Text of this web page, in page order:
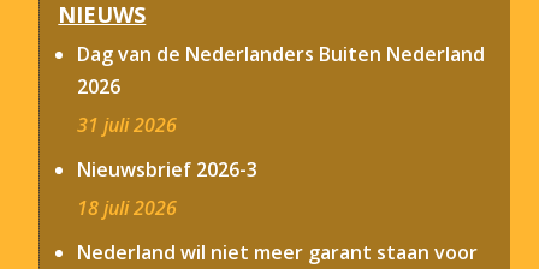
NIEUWS
Dag van de Nederlanders Buiten Nederland
2026
31 juli 2026
Nieuwsbrief 2026-3
18 juli 2026
Nederland wil niet meer garant staan voor